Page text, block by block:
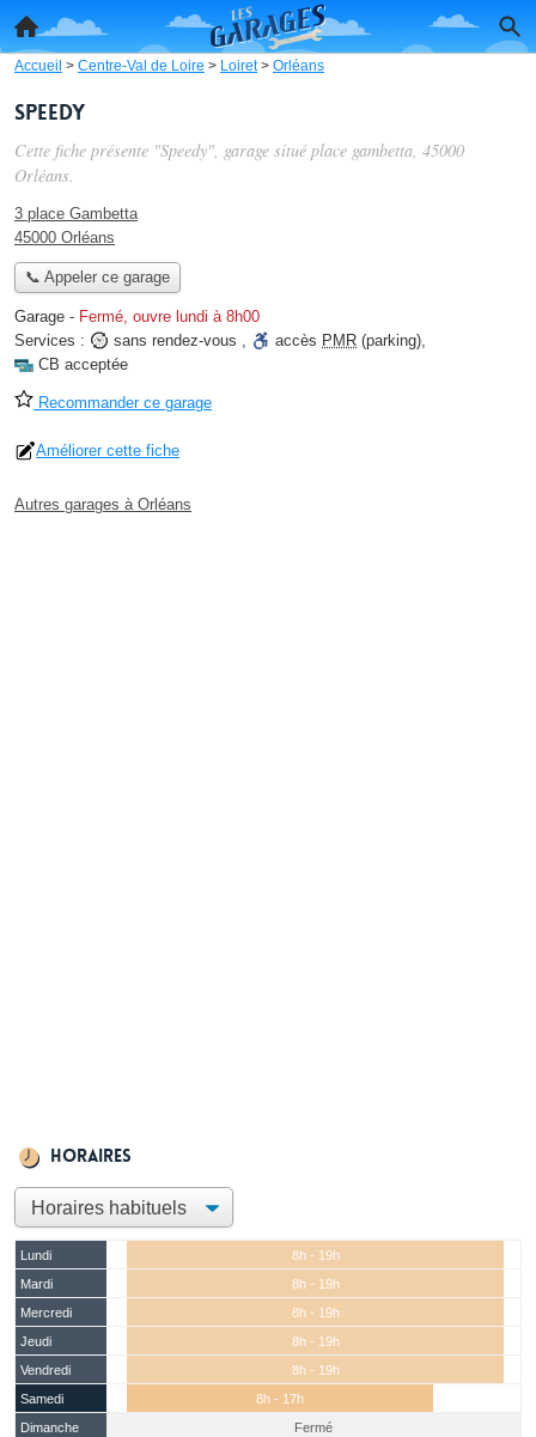
Accueil > Centre-Val de Loire > Loiret> Orléans
Speedy
Cette fiche présente "Speedy", garage situé place gambetta, 45000
Orléans.
3 place Gambetta
45000 Orléans
📞 Appeler ce garage
Garage - Fermé, ouvre lundi à 8h00
Services :
sans rendez-vous , accès PMR (parking),
CB acceptée
Recommander ce garage
Améliorer cette fiche
Autres garages à Orléans
Horaires
Lundi
8h - 19h
Mardi
8h - 19h
Mercredi
8h - 19h
Jeudi
8h - 19h
Vendredi
8h - 19h
Samedi
8h - 17h
Dimanche
Fermé